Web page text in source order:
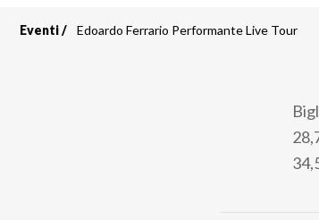
Eventi Edoardo Ferrario Performante Live Tour